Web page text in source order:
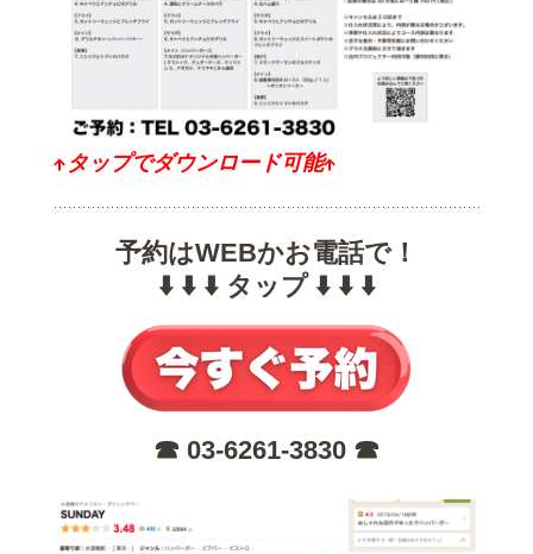
↑タップでダウンロード可能↑
予約はWEBかお電話で！
⬇️ ⬇️ ⬇️ タップ ⬇️ ⬇️ ⬇️
☎︎ 03-6261-3830 ☎︎